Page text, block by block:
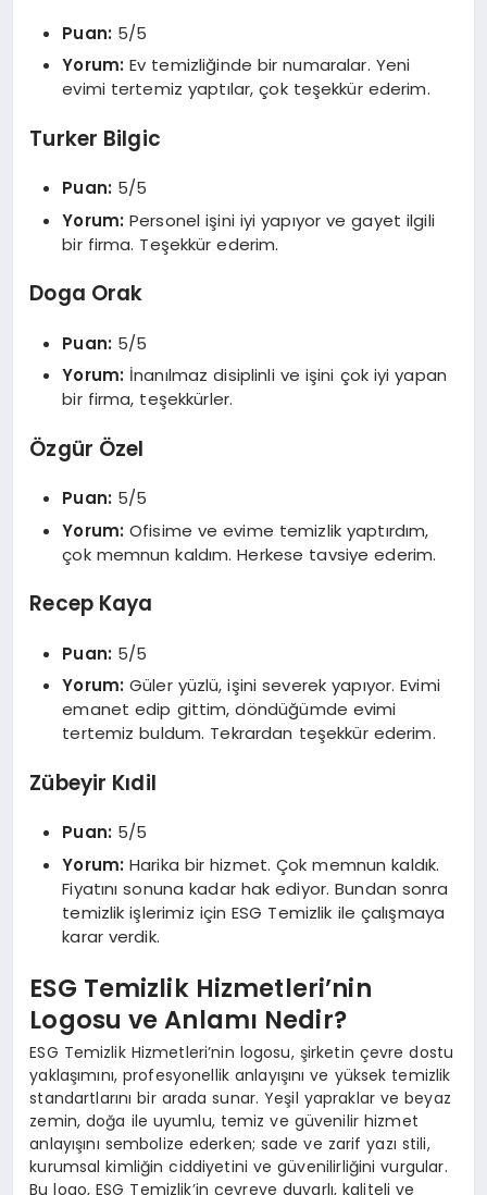
Puan: 5/5
Yorum: Ev temizliğinde bir numaralar. Yeni
evimi tertemiz yaptılar, çok teşekkür ederim.
Turker Bilgic
Puan: 5/5
Yorum: Personel işini iyi yapıyor ve gayet ilgili
bir firma. Teşekkür ederim.
Doga Orak
Puan: 5/5
Yorum: İnanılmaz disiplinli ve işini çok iyi yapan
bir firma, teşekkürler.
Özgür Özel
Puan: 5/5
Yorum: Ofisime ve evime temizlik yaptırdım,
çok memnun kaldım. Herkese tavsiye ederim.
Recep Kaya
Puan: 5/5
Yorum: Güler yüzlü, işini severek yapıyor. Evimi
emanet edip gittim, döndüğümde evimi
tertemiz buldum. Tekrardan teşekkür ederim.
Zübeyir Kıdil
Puan: 5/5
Yorum: Harika bir hizmet. Çok memnun kaldık.
Fiyatını sonuna kadar hak ediyor. Bundan sonra
temizlik işlerimiz için ESG Temizlik ile çalışmaya
karar verdik.
ESG Temizlik Hizmetleri’nin
Logosu ve Anlamı Nedir?
ESG Temizlik Hizmetleri’nin logosu, şirketin çevre dostu
yaklaşımını, profesyonellik anlayışını ve yüksek temizlik
standartlarını bir arada sunar. Yeşil yapraklar ve beyaz
zemin, doğa ile uyumlu, temiz ve güvenilir hizmet
anlayışını sembolize ederken; sade ve zarif yazı stili,
kurumsal kimliğin ciddiyetini ve güvenilirliğini vurgular.
Bu logo, ESG Temizlik’in çevreye duyarlı, kaliteli ve